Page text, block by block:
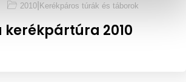
2010 Kerékpáros túrák és táborok
kerékpártúra 2010